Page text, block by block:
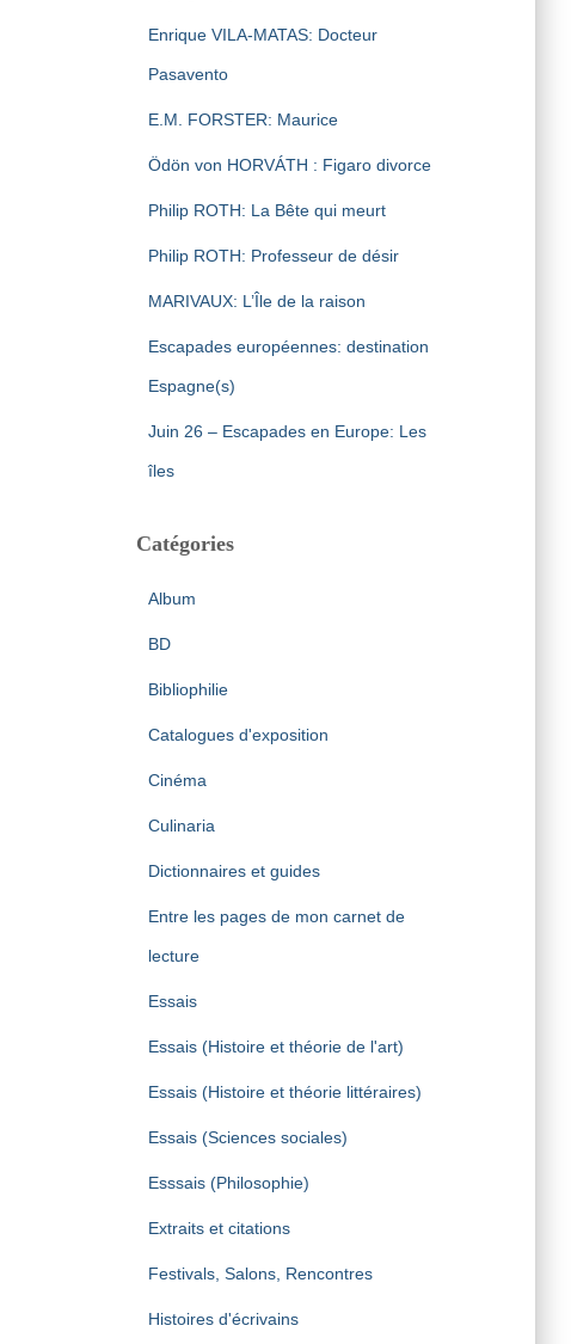
Enrique VILA-MATAS: Docteur
Pasavento
E.M. FORSTER: Maurice
Ödön von HORVÁTH : Figaro divorce
Philip ROTH: La Bête qui meurt
Philip ROTH: Professeur de désir
MARIVAUX: L’Île de la raison
Escapades européennes: destination
Espagne(s)
Juin 26 – Escapades en Europe: Les
îles
Catégories
Album
BD
Bibliophilie
Catalogues d'exposition
Cinéma
Culinaria
Dictionnaires et guides
Entre les pages de mon carnet de
lecture
Essais
Essais (Histoire et théorie de l'art)
Essais (Histoire et théorie littéraires)
Essais (Sciences sociales)
Esssais (Philosophie)
Extraits et citations
Festivals, Salons, Rencontres
Histoires d'écrivains